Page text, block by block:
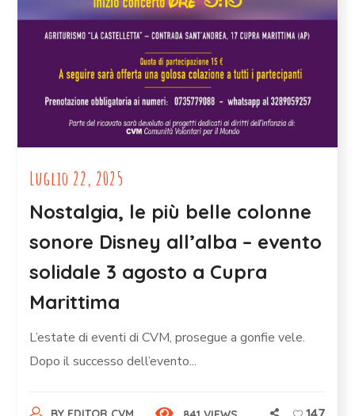
Luglio 22, 2025
Nostalgia, le più belle colonne
sonore Disney all’alba – evento
solidale 3 agosto a Cupra
Marittima
L’estate di eventi di CVM, prosegue a gonfie vele.
Dopo il successo dell’evento...